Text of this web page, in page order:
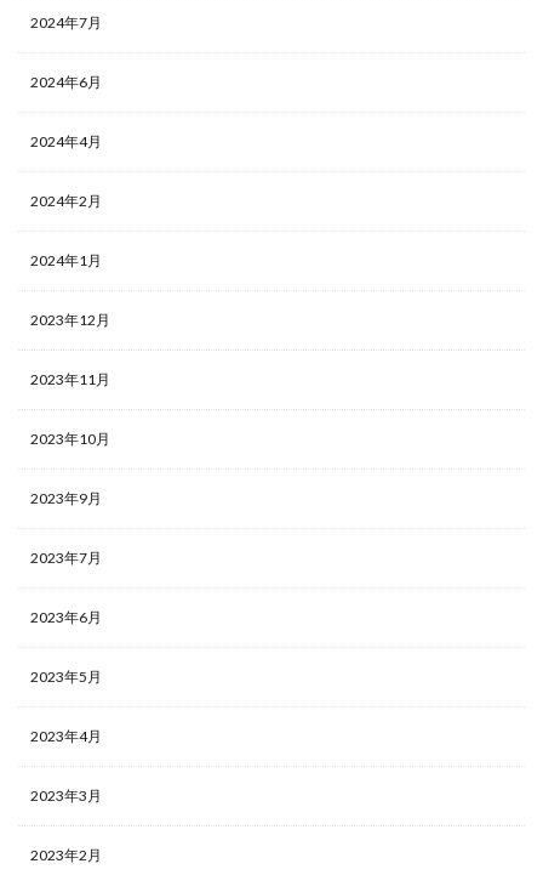
2024年7月
2024年6月
2024年4月
2024年2月
2024年1月
2023年12月
2023年11月
2023年10月
2023年9月
2023年7月
2023年6月
2023年5月
2023年4月
2023年3月
2023年2月